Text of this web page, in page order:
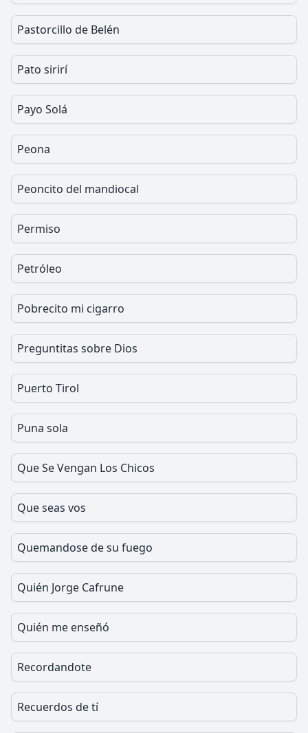
Pastorcillo de Belén
Pato sirirí
Payo Solá
Peona
Peoncito del mandiocal
Permiso
Petróleo
Pobrecito mi cigarro
Preguntitas sobre Dios
Puerto Tirol
Puna sola
Que Se Vengan Los Chicos
Que seas vos
Quemandose de su fuego
Quién Jorge Cafrune
Quién me enseñó
Recordandote
Recuerdos de tí